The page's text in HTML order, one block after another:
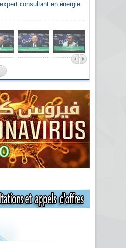
consultant en énergie